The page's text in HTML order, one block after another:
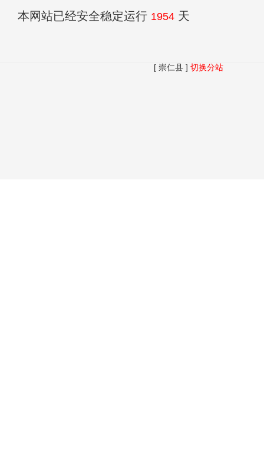
本网站已经安全稳定运行 1954 天
[ 崇仁县 ] 切换分站